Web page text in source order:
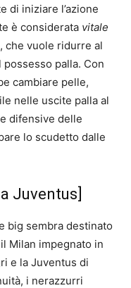
di iniziare l’azione
è considerata vitale
che vuole ridurre al
palla. Con
cambiare pelle,
nelle uscite palla al
difensive delle
lo scudetto dalle
Juventus]
big sembra destinato
Milan impegnato in
e la Juventus di
i nerazzurri